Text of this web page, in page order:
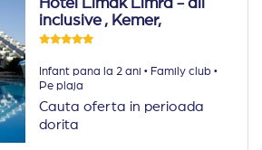
Hotel Limak Limra - all
inclusive , Kemer,
Infant pana la 2 ani ·Family club ·
Pe plaja
Cauta oferta in perioada
dorita